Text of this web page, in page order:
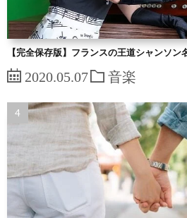
【完全保存版】フランスの王道シャンソン
2020.05.07 音楽